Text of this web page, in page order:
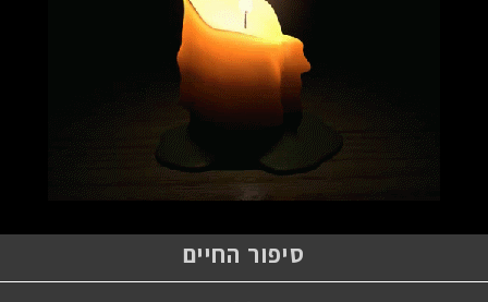
סיפור החיים